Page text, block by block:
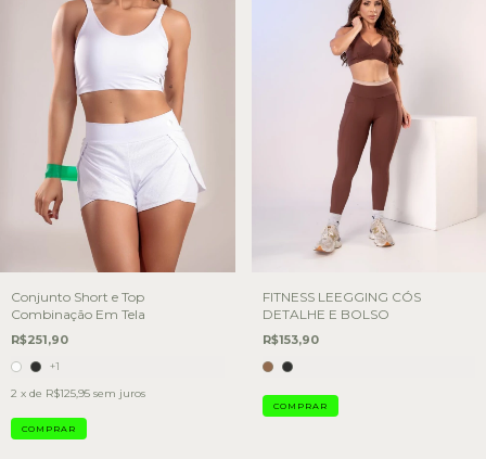
Conjunto Short e Top
Combinação Em Tela
R$251,90
+1
2 x de R$125,95 sem juros
COMPRAR
FITNESS LEEGGING CÓS
DETALHE E BOLSO
R$153,90
COMPRAR